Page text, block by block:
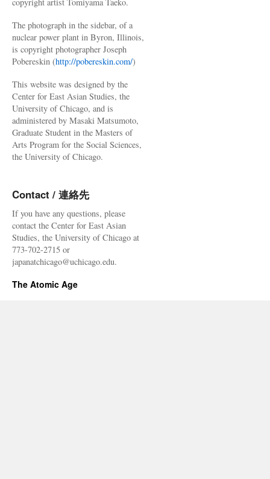
The photograph in the sidebar, of a
nuclear power plant in Byron, Illinois,
is copyright photographer Joseph
Pobereskin (http://pobereskin.com/)
This website was designed by the
Center for East Asian Studies, the
University of Chicago, and is
administered by Masaki Matsumoto,
Graduate Student in the Masters of
Arts Program for the Social Sciences,
the University of Chicago.
Contact / 連絡先
If you have any questions, please
contact the Center for East Asian
Studies, the University of Chicago at
773-702-2715 or
japanatchicago@uchicago.edu.
The Atomic Age